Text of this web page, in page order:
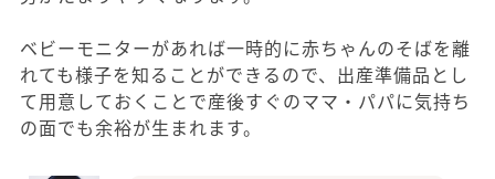
ベビーモニターがあれば一時的に赤ちゃんのそばを離
れても様子を知ることができるので、出産準備品とし
て用意しておくことで産後すぐのママ・パパに気持ち
の面でも余裕が生まれます。